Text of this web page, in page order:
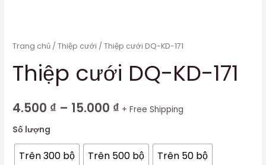
Trang chủ /Thiệp cưới / Thiệp cưới DQ-KD-171
Thiệp cưới DQ-KD-171
4.500 ₫ – 15.000 ₫ + Free Shipping
Số lượng
Trên 300 bộ Trên 500 bộ Trên 50 bộ